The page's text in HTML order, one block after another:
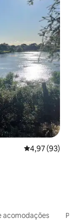
4,97 de uma
4,97 (93)
acomodações